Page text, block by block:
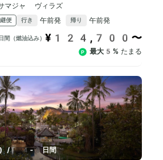
マジャ ヴィラズ
便 行き 午前発 帰り 午前発
（燃油込み） ¥124,700〜
最大5% たまる
/ 4-8日間